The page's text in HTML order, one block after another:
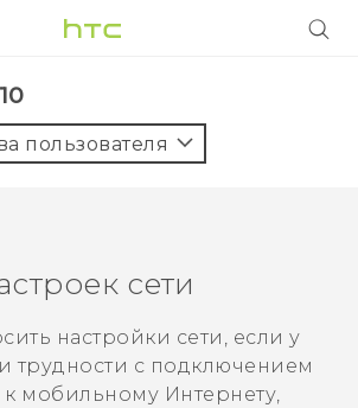
пользователя
сети
настройки сети, если у
трудности с подключением
к мобильному Интернету,